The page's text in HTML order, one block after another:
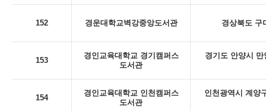
152 경운대학교벽강중앙도서관 경상북도 구
153
경인교육대학교 경기캠퍼스
도서관
경기도 안양시
154
경인교육대학교 인천캠퍼스
도서관
인천광역시 계양